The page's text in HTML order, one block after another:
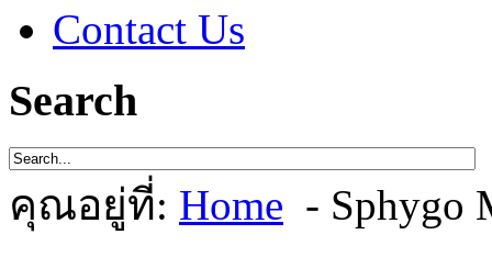
Contact Us
Search
คุณอยู่ที่: Home - Sphygo